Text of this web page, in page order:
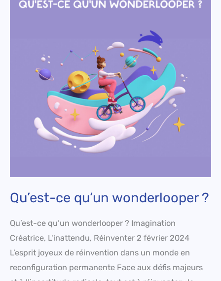
Qu’est-ce qu’un wonderlooper ?
Qu’est-ce qu’un wonderlooper ? Imagination
Créatrice, L'inattendu, Réinventer 2 février 2024
L’esprit joyeux de réinvention dans un monde en
reconfiguration permanente Face aux défis majeurs